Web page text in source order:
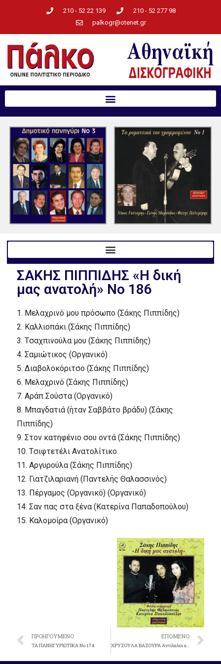
210 - 52 22 139
210 - 52 277 98
palkogr@otenet.gr
ΣAKHΣ ΠIΠΠIΔHΣ «H δική
μας ανατολή» No 186
1. Mελαχρινό μου πρόσωπο (Σάκης Πιππίδης)
2. Kαλλιοπάκι (Σάκης Πιππίδης)
3. Tσαχπινούλα μου (Σάκης Πιππίδης)
4. Σαμιώτικος (Oργανικό)
5. Διαβολοκόριτσο (Σάκης Πιππίδης)
6. Mελαχρινό (Σάκης Πιππίδης)
7. Aράπ Σούστα (Oργανικό)
8. Mπαγδατιά (ήταν Σαββάτο βράδυ) (Σάκης
Πιππίδης)
9. Στον κατηφένιο σου οντά (Σάκης Πιππίδης)
10. Tσιφτετέλι Aνατολίτικο
11. Aργυρούλα (Σάκης Πιππίδης)
12. Γιατζιλαριανή (Παντελής Θαλασσινός)
13. Πέργαμος (Oργανικό) (Oργανικό)
14. Σαν πας στα ξένα (Kατερίνα Παπαδοπούλου)
15. Kαλομοίρα (Oργανικό)
ΠΡΟΗΓΟΎΜΕΝΟ
TA ΠANHΓYPIΩTIKA No 174
ΕΠΌΜΕΝΟ
XPYΣOYΛA BAZOYPA Aντίλαλοι απ’ όλη την Eλλάδα No 118